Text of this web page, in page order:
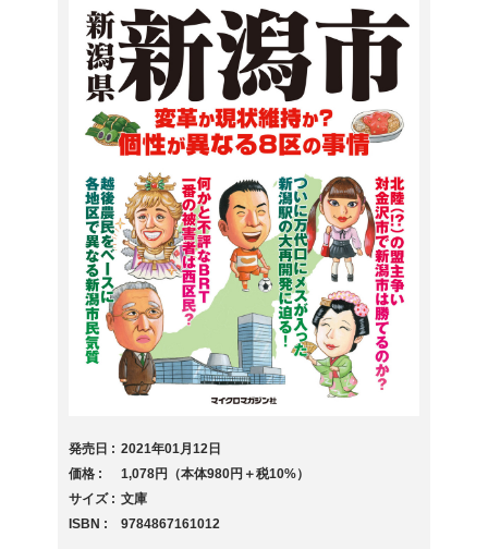
発売日
2021年01月12日
価格
1,078円（本体980円＋税10%）
サイズ
文庫
ISBN
9784867161012